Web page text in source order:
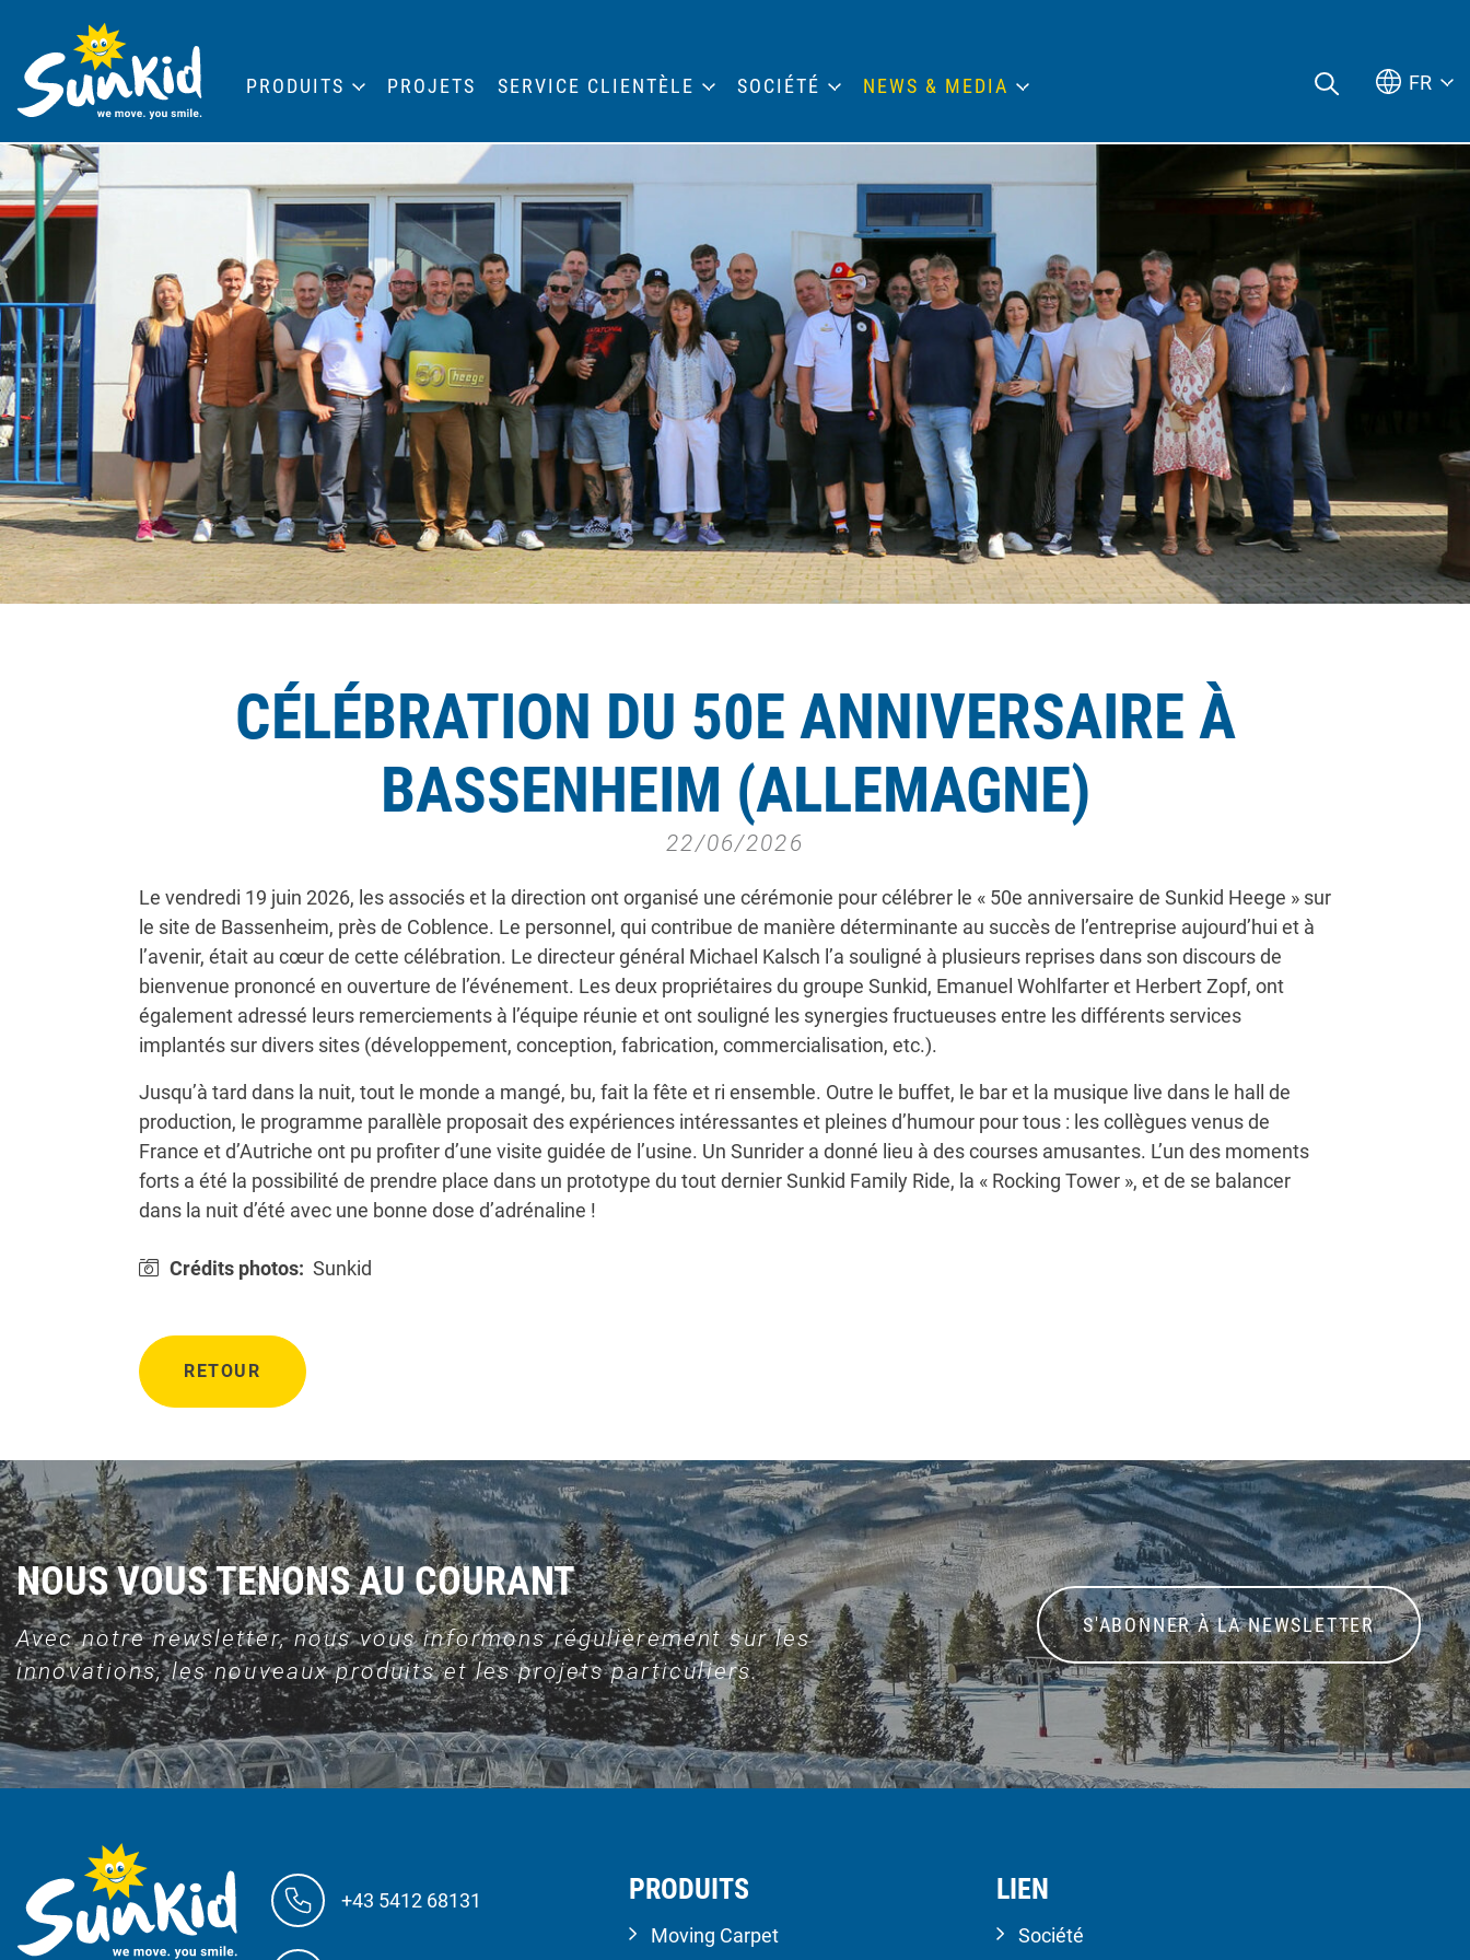
CÉLÉBRATION DU 50E ANNIVERSAIRE À
BASSENHEIM (ALLEMAGNE)
22/06/2026
Le vendredi 19 juin 2026, les associés et la direction ont organisé une cérémonie pour célébrer le « 50e anniversaire de Sunkid Heege » sur
le site de Bassenheim, près de Coblence. Le personnel, qui contribue de manière déterminante au succès de l’entreprise aujourd’hui et à
l’avenir, était au cœur de cette célébration. Le directeur général Michael Kalsch l’a souligné à plusieurs reprises dans son discours de
bienvenue prononcé en ouverture de l’événement. Les deux propriétaires du groupe Sunkid, Emanuel Wohlfarter et Herbert Zopf, ont
également adressé leurs remerciements à l’équipe réunie et ont souligné les synergies fructueuses entre les différents services
implantés sur divers sites (développement, conception, fabrication, commercialisation, etc.).
Jusqu’à tard dans la nuit, tout le monde a mangé, bu, fait la fête et ri ensemble. Outre le buffet, le bar et la musique live dans le hall de
production, le programme parallèle proposait des expériences intéressantes et pleines d’humour pour tous : les collègues venus de
France et d’Autriche ont pu profiter d’une visite guidée de l’usine. Un Sunrider a donné lieu à des courses amusantes. L’un des moments
forts a été la possibilité de prendre place dans un prototype du tout dernier Sunkid Family Ride, la « Rocking Tower », et de se balancer
dans la nuit d’été avec une bonne dose d’adrénaline !
Crédits photos: Sunkid
RETOUR
NOUS VOUS TENONS AU COURANT
Avec notre newsletter, nous vous informons régulièrement sur les
innovations, les nouveaux produits et les projets particuliers.
S'ABONNER À LA NEWSLETTER
+43 5412 68131 PRODUITS
Moving Carpet
LIEN
Société
PRODUITS PROJETS SERVICE CLIENTÈLE SOCIÉTÉ NEWS & MEDIA FR